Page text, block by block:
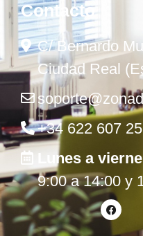
Contacto
C/ Bernardo
Ciudad Real
+34 622 607
Lunes a
9:00 a 14:00 y